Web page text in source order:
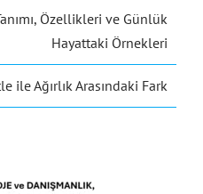
Özellikleri ve Günlük
Hayattaki Örnekleri
ile Ağırlık Arasındaki Fark